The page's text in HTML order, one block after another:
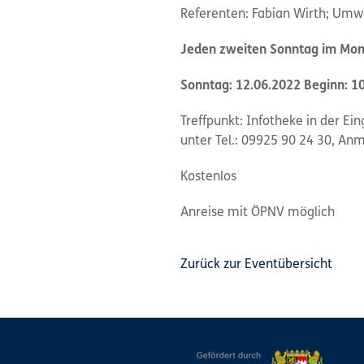
Referenten: Fabian Wirth;
Jeden zweiten Sonntag im
Sonntag: 12.06.2022 Beginn:
Treffpunkt: Infotheke in der
unter Tel.: 09925 90 24 30,
Kostenlos
Anreise mit ÖPNV möglich
Zurück zur Eventübersicht